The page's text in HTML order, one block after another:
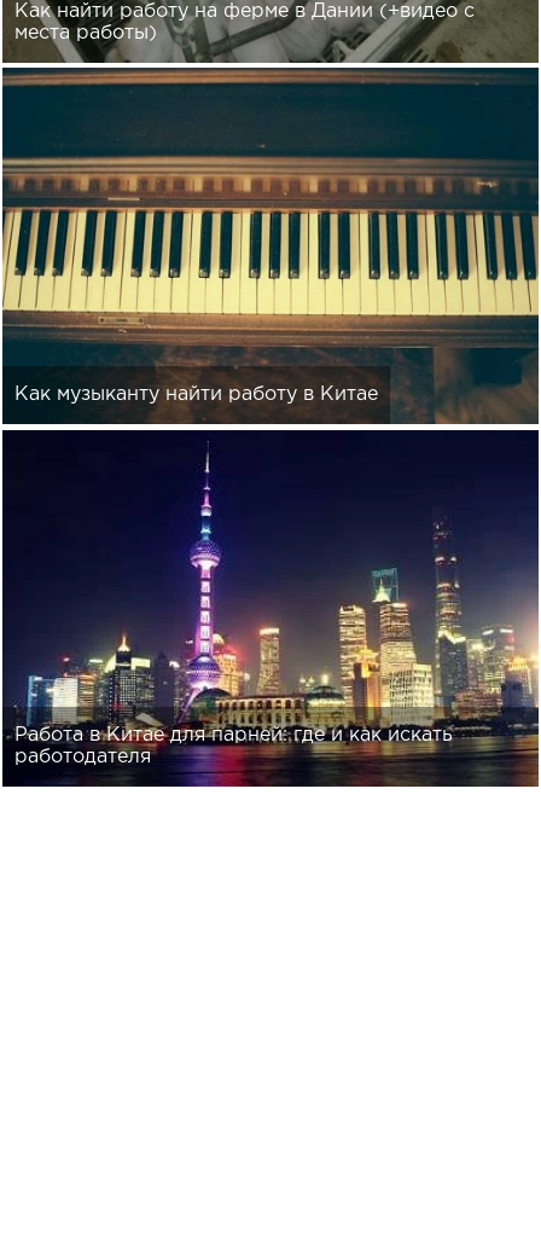
Как найти работу на ферме в Дании (+видео с
места работы)
Как музыканту найти работу в Китае
Работа в Китае для парней: где и как искать
работодателя